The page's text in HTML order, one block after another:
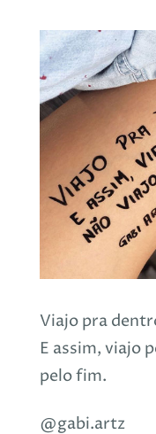
Viajo pra
E assim, viajo
pelo fim.
@gabi.artz